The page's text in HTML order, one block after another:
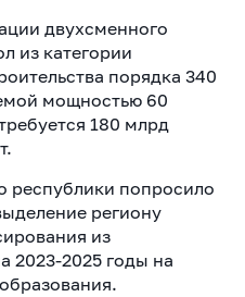
двухсменного
из категории
порядка 340
мощностью 60
180 млрд
республики попросило
региону
из
2023-2025 годы на